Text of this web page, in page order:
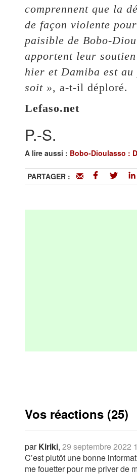
comprennent que la
de façon violente
paisible de Bobo-
apportent leur
hier et Damiba est
soit », a-t-il déploré.
Lefaso.net
P.-S.
A lire aussi : Bobo-Dioulasso :
PARTAGER :
Vos réactions (25)
parKiriki, 29 septembre 2022
C’est plutôt une bonne
me fouetter pour me priver de